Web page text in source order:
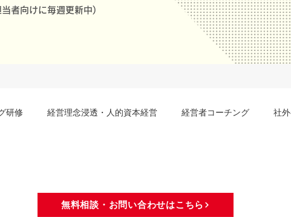
者向けに毎週更新中)
研修 経営理念浸透・人的資本経営 経営者コーチング 社
無料相談・お問い合わせはこちら